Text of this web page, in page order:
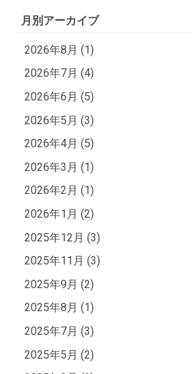
月別アーカイブ
2026年8月 (1)
2026年7月 (4)
2026年6月 (5)
2026年5月 (3)
2026年4月 (5)
2026年3月 (1)
2026年2月 (1)
2026年1月 (2)
2025年12月 (3)
2025年11月 (3)
2025年9月 (2)
2025年8月 (1)
2025年7月 (3)
2025年5月 (2)